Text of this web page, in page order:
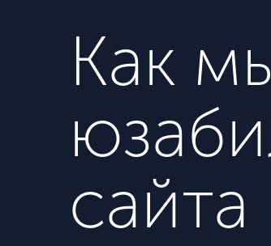
Как
сайта